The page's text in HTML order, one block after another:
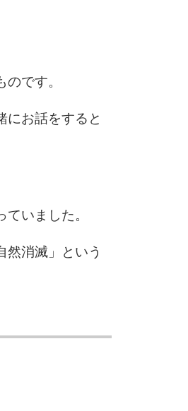
です。
にお話をすると
いました。
然消滅」という